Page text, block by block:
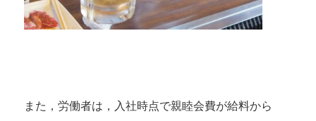
また，労働者は，入社時点で親睦会費が給料から